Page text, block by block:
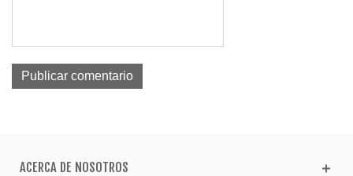
ACERCA DE NOSOTROS